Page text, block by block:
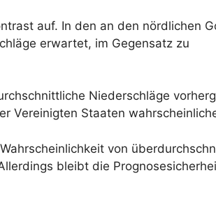
auf. In den an den nördlichen
erwartet, im Gegensatz zu
Niederschläge
Vereinigten Staaten
von
bleibt die